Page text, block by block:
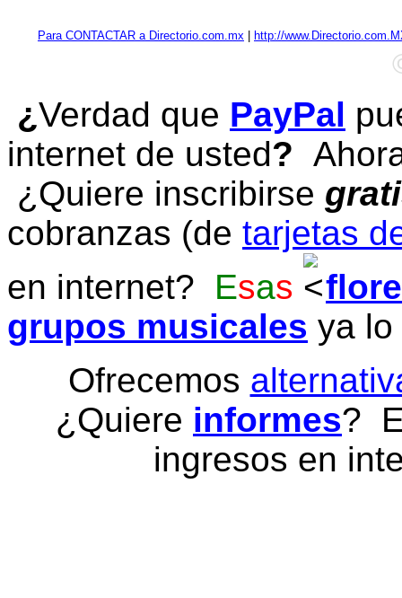
Para CONTACTAR a Directorio.com.mx http://
¿Verdad que PayPal
internet de usted?
¿Quiere inscribirse
cobranzas (de tarjetas
en internet? Esas
grupos musicales ya
Ofrecemos
¿Quiere informes?
ingresos en